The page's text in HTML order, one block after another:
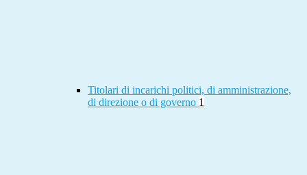
Titolari di incarichi politici, di amministrazione,
di direzione o di governo 1